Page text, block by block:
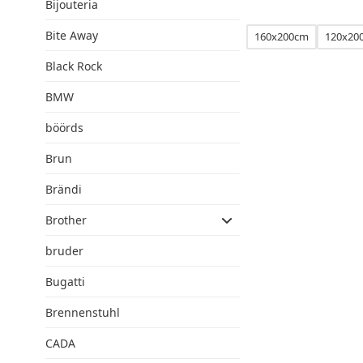
Bijouteria
Bite Away
Black Rock
BMW
böörds
Brun
Brändi
Brother
bruder
Bugatti
Brennenstuhl
CADA
160x200cm